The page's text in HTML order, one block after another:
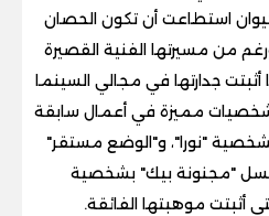
استطاعت أن تكون الحصان
من مسيرتها الفنية القصيرة
أثبتت جدارتها في مجالي السينما
شخصيات مميزة في أعمال سابقة
"نورا"، و"الوضع مستقر"
"مجنونة بيك" بشخصية
أثبتت موهبتها الفائقة.